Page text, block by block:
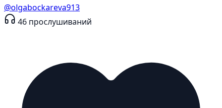
@olgabockareva913
46 прослушиваний